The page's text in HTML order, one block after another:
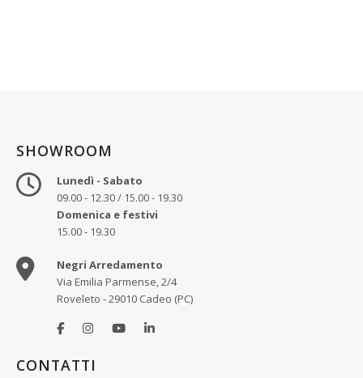
SHOWROOM
Lunedì - Sabato
09.00 - 12.30 / 15.00 - 19.30
Domenica e festivi
15.00 - 19.30
Negri Arredamento
Via Emilia Parmense, 2/4
Roveleto - 29010 Cadeo (PC)
CONTATTI